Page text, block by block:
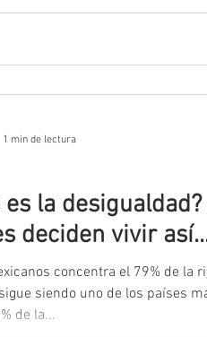
la
deciden vivir
concentra el 79% de la
siendo uno de los países
de la...
1 min de lectura